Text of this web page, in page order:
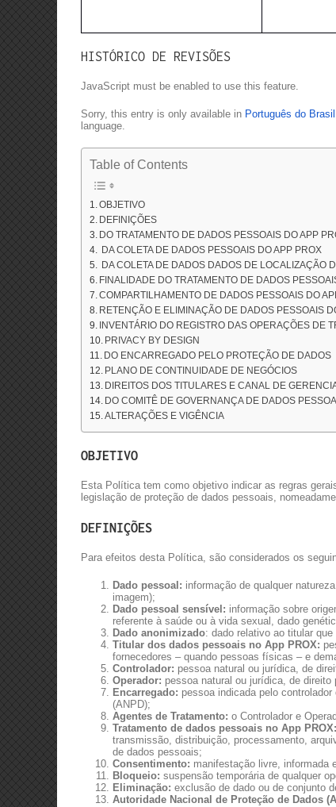
HISTÓRICO DE REVISÕES
JavaScript must be enabled to use this feature.
Sorry, this entry is only available in Português do Brasil
language.
Table of Contents
OBJETIVO
DEFINIÇÕES
DO TRATAMENTO DE DADOS PESSOAIS DO APP
DA COLETA DE DADOS PESSOAIS DO APP PROX
DA COLETA DE DADOS DADOS DE LOCALIZAÇÃO
FINALIDADE DO TRATAMENTO DE DADOS
COMPARTILHAMENTO DE DADOS PESSOAIS DO
RETENÇÃO E ELIMINAÇÃO DE DADOS PESSOAIS
INVENTÁRIO DO REGISTRO DAS OPERAÇÕES DE
PRIVACY BY DESIGN
DO ENCARREGADO PELO PROTEÇÃO DE DADOS
PLANO DE CONTINUIDADE DE NEGÓCIOS
DIREITOS DOS TITULARES E CANAL DE
DO COMITÊ DE GOVERNANÇA DE DADOS
ALTERAÇÕES E VIGÊNCIA
OBJETIVO
Esta Política tem como objetivo indicar as regras
legislação de proteção de dados pessoais,
DEFINIÇÕES
Para efeitos desta Política, são considerados os
Dado pessoal: informação de qualquer
imagem);
Dado pessoal sensível: informação sobre
referente à saúde ou à vida sexual, dado
Dado anonimizado: dado relativo ao titular
Titular dos dados pessoais no App PROX:
fornecedores – quando pessoas físicas – e
Controlador: pessoa natural ou jurídica, de
Operador: pessoa natural ou jurídica, de
Encarregado: pessoa indicada pelo
(ANPD);
Agentes de Tratamento: o Controlador e
Tratamento de dados pessoais no App PROX:
transmissão, distribuição, processamento,
de dados pessoais;
Consentimento: manifestação livre, informada
Bloqueio: suspensão temporária de qualquer
Eliminação: exclusão de dado ou de conjunto
Autoridade Nacional de Proteção de Dados